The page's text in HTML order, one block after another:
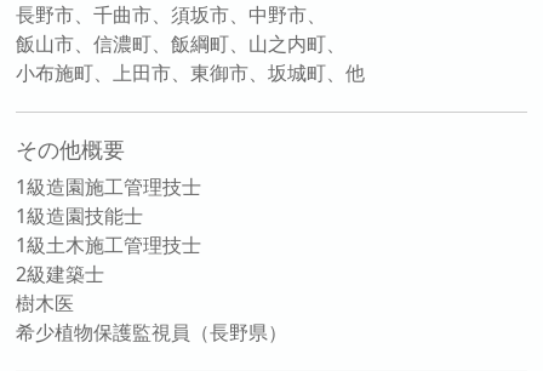
長野市、千曲市、須坂市、中野市、
飯山市、信濃町、飯綱町、山之内町、
小布施町、上田市、東御市、坂城町、他
その他概要
1級造園施工管理技士
1級造園技能士
1級土木施工管理技士
2級建築士
樹木医
希少植物保護監視員（長野県）